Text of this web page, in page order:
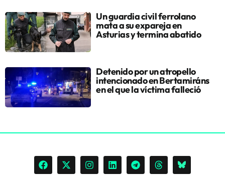
Un guardia civil ferrolano
mata a su expareja en
Asturias y termina abatido
Detenido por un atropello
intencionado en Bertamiráns
en el que la víctima falleció